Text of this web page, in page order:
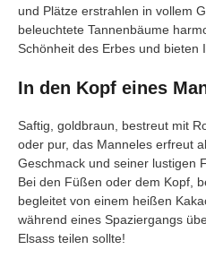
und Plätze erstrahlen in vollem
beleuchtete Tannenbäume
Schönheit des Erbes und bieten
In den Kopf eines
Saftig, goldbraun, bestreut mit
oder pur, das Manneles erfreut
Geschmack und seiner lustigen
Bei den Füßen oder dem Kopf,
begleitet von einem heißen
während eines Spaziergangs
Elsass teilen sollte!